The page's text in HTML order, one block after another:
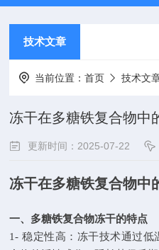
技术文章
当前位置：首页 技术文
冻干在多糖铁复合物中
更新时间：2025-07-22
冻干在多糖铁复合物中
一、多糖铁复合物冻干的特点
1- 稳定性高：冻干技术通过